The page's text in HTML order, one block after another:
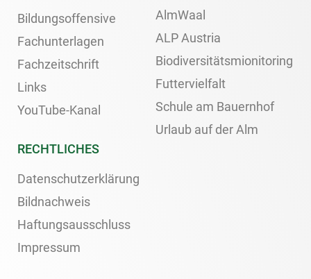
Bildungsoffensive
Fachunterlagen
Fachzeitschrift
Links
YouTube-Kanal
AlmWaal
ALP Austria
Biodiversitätsmionitoring
Futtervielfalt
Schule am Bauernhof
Urlaub auf der Alm
RECHTLICHES
Datenschutzerklärung
Bildnachweis
Haftungsausschluss
Impressum